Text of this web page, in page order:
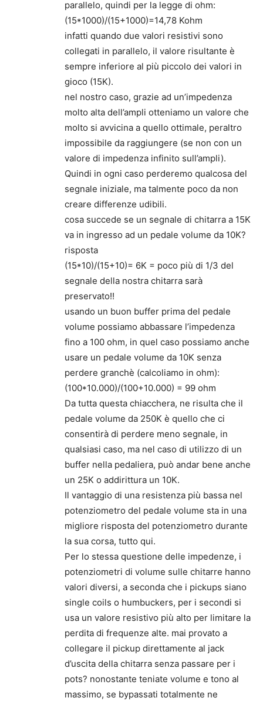
parallelo, quindi per la legge di ohm:
(15*1000)/(15+1000)=14,78 Kohm
infatti quando due valori resistivi sono
collegati in parallelo, il valore risultante è
sempre inferiore al più piccolo dei valori in
gioco (15K).
nel nostro caso, grazie ad un’impedenza
molto alta dell’ampli otteniamo un valore che
molto si avvicina a quello ottimale, peraltro
impossibile da raggiungere (se non con un
valore di impedenza infinito sull’ampli).
Quindi in ogni caso perderemo qualcosa del
segnale iniziale, ma talmente poco da non
creare differenze udibili.
cosa succede se un segnale di chitarra a 15K
va in ingresso ad un pedale volume da 10K?
risposta
(15*10)/(15+10)= 6K = poco più di 1/3 del
segnale della nostra chitarra sarà
preservato!!
usando un buon buffer prima del pedale
volume possiamo abbassare l’impedenza
fino a 100 ohm, in quel caso possiamo anche
usare un pedale volume da 10K senza
perdere granchè (calcoliamo in ohm):
(100*10.000)/(100+10.000) = 99 ohm
Da tutta questa chiacchera, ne risulta che il
pedale volume da 250K è quello che ci
consentirà di perdere meno segnale, in
qualsiasi caso, ma nel caso di utilizzo di un
buffer nella pedaliera, può andar bene anche
un 25K o addirittura un 10K.
Il vantaggio di una resistenza più bassa nel
potenziometro del pedale volume sta in una
migliore risposta del potenziometro durante
la sua corsa, tutto qui.
Per lo stessa questione delle impedenze, i
potenziometri di volume sulle chitarre hanno
valori diversi, a seconda che i pickups siano
single coils o humbuckers, per i secondi si
usa un valore resistivo più alto per limitare la
perdita di frequenze alte. mai provato a
collegare il pickup direttamente al jack
d’uscita della chitarra senza passare per i
pots? nonostante teniate volume e tono al
massimo, se bypassati totalmente ne